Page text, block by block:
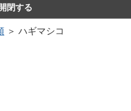
閉する
＞ ハギマシコ